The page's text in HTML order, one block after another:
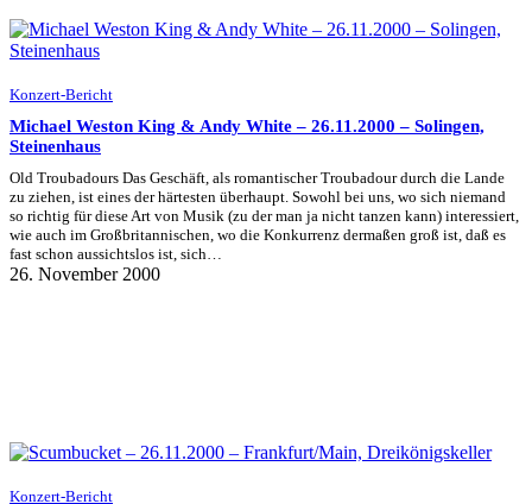
Konzert-Bericht
Michael Weston King & Andy White – 26.11.2000 – Solingen,
Steinenhaus
Old Troubadours Das Geschäft, als romantischer Troubadour durch die Lande
zu ziehen, ist eines der härtesten überhaupt. Sowohl bei uns, wo sich niemand
so richtig für diese Art von Musik (zu der man ja nicht tanzen kann) interessiert,
wie auch im Großbritannischen, wo die Konkurrenz dermaßen groß ist, daß es
fast schon aussichtslos ist, sich…
26. November 2000
Konzert-Bericht